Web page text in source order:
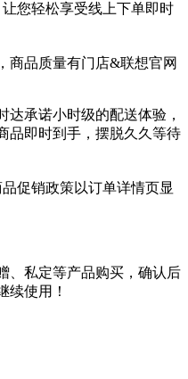
您轻松享受线上下单即时
商品质量有门店&联想官网
达承诺小时级的配送体验，
品即时到手，摆脱久久等待
促销政策以订单详情页显
、私定等产品购买，确认后
续使用！